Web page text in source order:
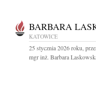
BARBARA
KATOWICE
25 stycznia 2026 roku,
mgr inż. Barbara